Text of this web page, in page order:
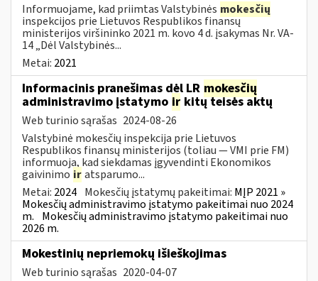
Informuojame, kad priimtas Valstybinės mokesčių
inspekcijos prie Lietuvos Respublikos finansų
ministerijos viršininko 2021 m. kovo 4 d. įsakymas Nr. VA-
14 „Dėl Valstybinės...
Metai: 2021
Informacinis pranešimas dėl LR mokesčių
administravimo įstatymo ir kitų teisės aktų
Web turinio sąrašas 2024-08-26
Valstybinė mokesčių inspekcija prie Lietuvos
Respublikos finansų ministerijos (toliau — VMI prie FM)
informuoja, kad siekdamas įgyvendinti Ekonomikos
gaivinimo iratsparumo...
Metai: 2024 Mokesčių įstatymų pakeitimai: MĮP 2021 »
Mokesčių administravimo įstatymo pakeitimai nuo 2024
m. Mokesčių administravimo įstatymo pakeitimai nuo
2026 m.
Mokestinių nepriemokų išieškojimas
Web turinio sąrašas 2020-04-07